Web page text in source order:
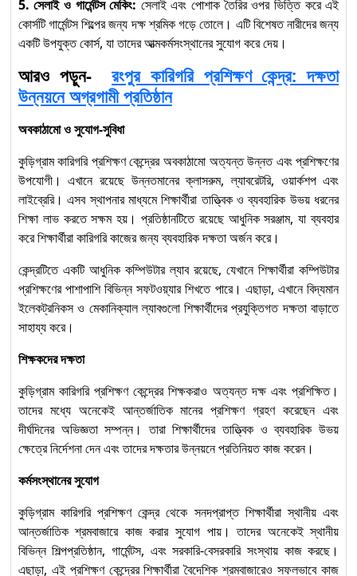
5. সেলাই ও গার্মেন্টস মেকিং: সেলাই এবং পোশাক তৈরির ওপর ভিত্তি করে এই
কোর্সটি গার্মেন্টস শিল্পের জন্য দক্ষ শ্রমিক গড়ে তোলে। এটি বিশেষত নারীদের জন্য
একটি উপযুক্ত কোর্স, যা তাদের আত্মকর্মসংস্থানের সুযোগ করে দেয়।
আরও পড়ুন-রংপুর কারিগরি প্রশিক্ষণ কেন্দ্র: দক্ষতা
উন্নয়নে অগ্রগামী প্রতিষ্ঠান
অবকাঠামো ও সুযোগ-সুবিধা
কুড়িগ্রাম কারিগরি প্রশিক্ষণ কেন্দ্রের অবকাঠামো অত্যন্ত উন্নত এবং প্রশিক্ষণের
উপযোগী। এখানে রয়েছে উন্নতমানের ক্লাসরুম, ল্যাবরেটরি, ওয়ার্কশপ এবং
লাইব্রেরি। এসব স্থাপনার মাধ্যমে শিক্ষার্থীরা তাত্ত্বিক ও ব্যবহারিক উভয় ধরনের
শিক্ষা লাভ করতে সক্ষম হয়। প্রতিষ্ঠানটিতে রয়েছে আধুনিক সরঞ্জাম, যা ব্যবহার
করে শিক্ষার্থীরা কারিগরি কাজের জন্য ব্যবহারিক দক্ষতা অর্জন করে।
কেন্দ্রটিতে একটি আধুনিক কম্পিউটার ল্যাব রয়েছে, যেখানে শিক্ষার্থীরা কম্পিউটার
প্রশিক্ষণের পাশাপাশি বিভিন্ন সফটওয়্যার শিখতে পারে। এছাড়া, এখানে বিদ্যমান
ইলেকট্রনিকস ও মেকানিক্যাল ল্যাবগুলো শিক্ষার্থীদের প্রযুক্তিগত দক্ষতা বাড়াতে
সাহায্য করে।
শিক্ষকদের দক্ষতা
কুড়িগ্রাম কারিগরি প্রশিক্ষণ কেন্দ্রের শিক্ষকরাও অত্যন্ত দক্ষ এবং প্রশিক্ষিত।
তাদের মধ্যে অনেকেই আন্তর্জাতিক মানের প্রশিক্ষণ গ্রহণ করেছেন এবং
দীর্ঘদিনের অভিজ্ঞতা সম্পন্ন। তারা শিক্ষার্থীদের তাত্ত্বিক ও ব্যবহারিক উভয়
ক্ষেত্রে নির্দেশনা দেন এবং তাদের দক্ষতার উন্নয়নে প্রতিনিয়ত কাজ করেন।
কর্মসংস্থানের সুযোগ
কুড়িগ্রাম কারিগরি প্রশিক্ষণ কেন্দ্র থেকে সনদপ্রাপ্ত শিক্ষার্থীরা স্থানীয় এবং
আন্তর্জাতিক শ্রমবাজারে কাজ করার সুযোগ পায়। তাদের অনেকেই স্থানীয়
বিভিন্ন শিল্পপ্রতিষ্ঠান, গার্মেন্টস, এবং সরকারি-বেসরকারি সংস্থায় কাজ করছে।
এছাড়া, এই প্রশিক্ষণ কেন্দ্রের শিক্ষার্থীরা বৈদেশিক শ্রমবাজারেও সফলভাবে কাজ